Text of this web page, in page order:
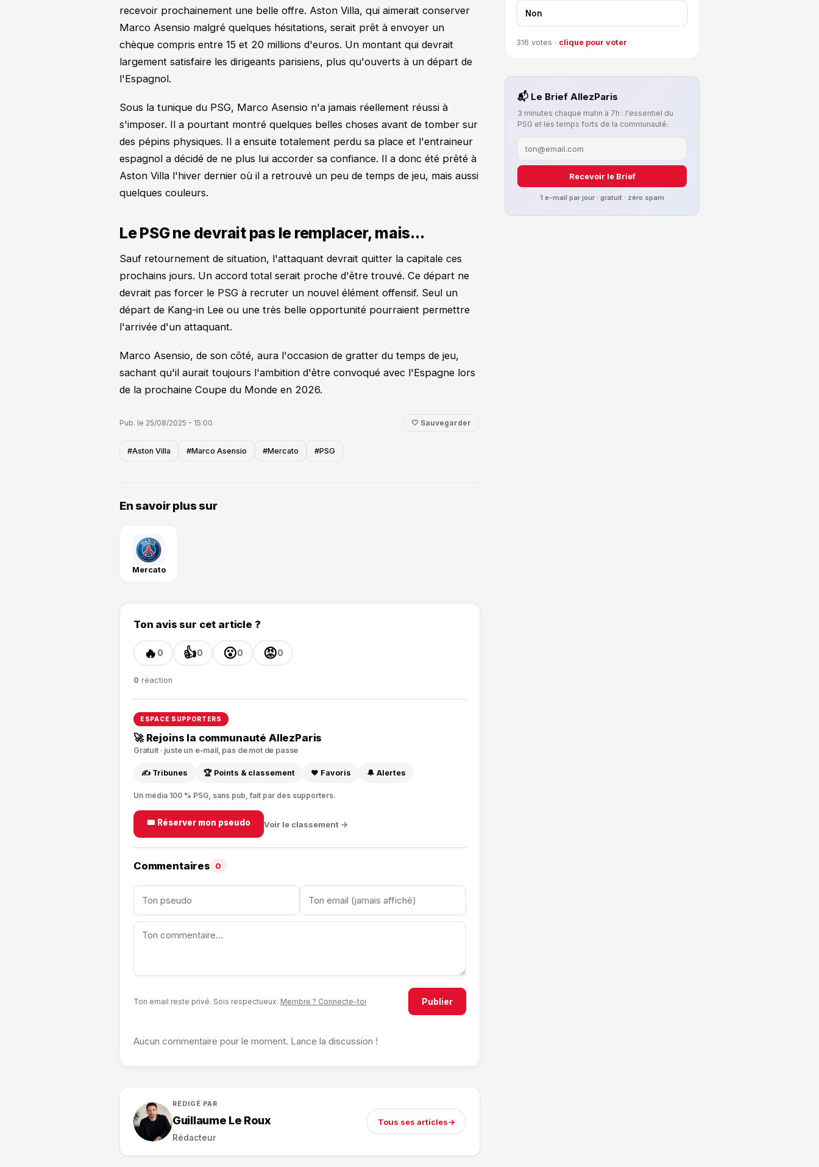
recevoir prochainement une belle offre. Aston Villa, qui aimerait conserver
Marco Asensio malgré quelques hésitations, serait prêt à envoyer un
chèque compris entre 15 et 20 millions d'euros. Un montant qui devrait
largement satisfaire les dirigeants parisiens, plus qu'ouverts à un départ de
l'Espagnol.
Sous la tunique du PSG, Marco Asensio n'a jamais réellement réussi à
s'imposer. Il a pourtant montré quelques belles choses avant de tomber sur
des pépins physiques. Il a ensuite totalement perdu sa place et l'entraineur
espagnol a décidé de ne plus lui accorder sa confiance. Il a donc été prêté à
Aston Villa l'hiver dernier où il a retrouvé un peu de temps de jeu, mais aussi
quelques couleurs.
Le PSG ne devrait pas le remplacer, mais...
Sauf retournement de situation, l'attaquant devrait quitter la capitale ces
prochains jours. Un accord total serait proche d'être trouvé. Ce départ ne
devrait pas forcer le PSG à recruter un nouvel élément offensif. Seul un
départ de Kang-in Lee ou une très belle opportunité pourraient permettre
l'arrivée d'un attaquant.
Marco Asensio, de son côté, aura l'occasion de gratter du temps de jeu,
sachant qu'il aurait toujours l'ambition d'être convoqué avec l'Espagne lors
de la prochaine Coupe du Monde en 2026.
Pub. le 25/08/2025 - 15:00 🤍 Sauvegarder
#Aston Villa #Marco Asensio #Mercato #PSG
En savoir plus sur
Mercato
Ton avis sur cet article ?
🔥 0 👍0 😮0 😡0
0 réaction
ESPACE SUPPORTERS
🚀 Rejoins la communauté AllezParis
Gratuit · juste un e-mail, pas de mot de passe
✍️ Tribunes 🏆 Points & classement ❤️ Favoris 🔔 Alertes
Un média 100 % PSG, sans pub, fait par des supporters.
🎟️ Réserver mon pseudo Voir le classement →
Commentaires 0
Ton email reste privé. Sois respectueux. Membre ? Connecte-toi Publier
Aucun commentaire pour le moment. Lance la discussion !
RÉDIGÉ PAR
Guillaume Le Roux
Rédacteur
Tous ses articles→
Non
316 votes · clique pour voter
📬 Le Brief AllezParis
3 minutes chaque matin à 7h : l'essentiel du
PSG et les temps forts de la communauté.
Recevoir le Brief
1 e-mail par jour · gratuit · zéro spam